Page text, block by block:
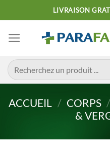
au
contenu
LIVRAISON
Recherche
pour :
ACCUEIL / CORPS /
&